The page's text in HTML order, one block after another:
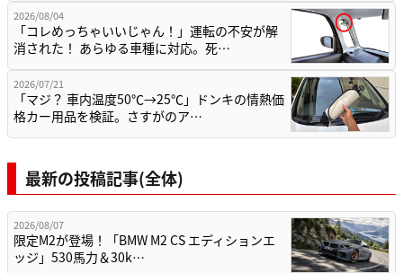
2026/08/04
「コレめっちゃいいじゃん！」運転の不安が解
消された！ あらゆる車種に対応。死…
2026/07/21
「マジ？ 車内温度50℃→25℃」ドンキの情熱価
格カー用品を検証。さすがのア…
最新の投稿記事(全体)
2026/08/07
限定M2が登場！「BMW M2 CS エディションエ
ッジ」530馬力＆30k…